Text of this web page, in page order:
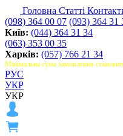
Головна Статті
(098) 364 00 07 (093) 364 31
Київ: (044) 364 31 34
(063) 353 00 35
Харків: (057) 766 21 34
Мінімальна сума замовлення
РУС
УКР
УКР